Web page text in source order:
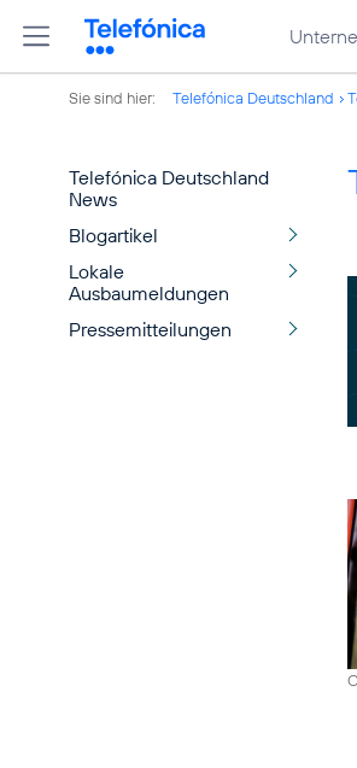
Sie sind hier: Telefónica Deutschland
Telefónica Deutschland
News
Blogartikel
Lokale
Ausbaumeldungen
Pressemitteilungen